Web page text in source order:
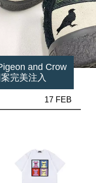
and Crow
完美注入
17 FEB